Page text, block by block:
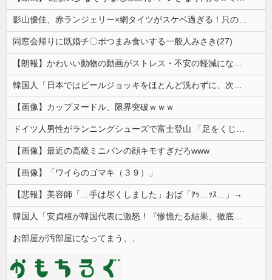
同窓会帰りに既婚チ〇ポつまみ食いする一般人みさき(27)
【画像】カップヌードル、限界突破ｗｗｗ
【画像】最近の高級ミニバンの顔キモすぎだろwww
【画像】「ワイらのゴマキ（３９）」
【悲報】美容師「…手は尽くしました」おば「ｱｯ…ｯｽ…」→
お部屋が汚部屋になってまう、、